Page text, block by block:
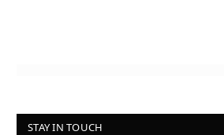
STAY IN TOUCH